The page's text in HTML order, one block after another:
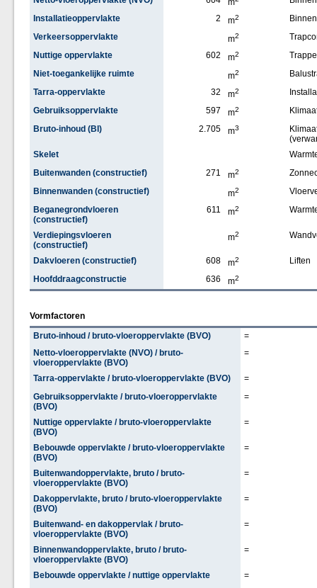
m
Installatieoppervlakte
2 m2
Verkeersoppervlakte
m2
Nuttige oppervlakte
602 m2
Niet-toegankelijke ruimte
m2
Tarra-oppervlakte
32 m2
Gebruiksoppervlakte
597 m2
Bruto-inhoud (BI)
2.705 m3
Skelet
Buitenwanden (constructief)
271 m2
Binnenwanden (constructief)
m2
Beganegrondvloeren
(constructief)
611 m2
Verdiepingsvloeren
(constructief)
m2
Dakvloeren (constructief) 608 m2
Liften
Hoofddraagconstructie
636 m2
Vormfactoren
Bruto-inhoud / bruto-vloeroppervlakte (BVO)
=
Netto-vloeroppervlakte (NVO) / bruto-
vloeroppervlakte (BVO)
=
Tarra-oppervlakte / bruto-vloeroppervlakte (BVO)
=
Gebruiksoppervlakte / bruto-vloeroppervlakte
(BVO)
=
Nuttige oppervlakte / bruto-vloeroppervlakte
(BVO)
=
Bebouwde oppervlakte / bruto-vloeroppervlakte
(BVO)
=
Buitenwandoppervlakte, bruto / bruto-
vloeroppervlakte (BVO)
=
Dakoppervlakte, bruto / bruto-vloeroppervlakte
(BVO)
=
Buitenwand- en dakoppervlak / bruto-
vloeroppervlakte (BVO)
=
Binnenwandoppervlakte, bruto / bruto-
vloeroppervlakte (BVO)
=
Bebouwde oppervlakte / nuttige oppervlakte
=